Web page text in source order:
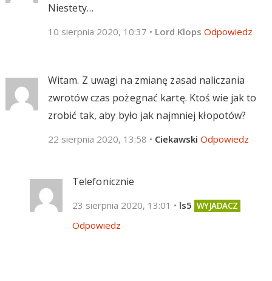
Niestety…
10 sierpnia 2020, 10:37 • Lord Klops Odpowiedz
Witam. Z uwagi na zmianę zasad naliczania
zwrotów czas pożegnać kartę. Ktoś wie jak to
zrobić tak, aby było jak najmniej kłopotów?
22 sierpnia 2020, 13:58 • Ciekawski Odpowiedz
Telefonicznie
23 sierpnia 2020, 13:01 • ls5
Odpowiedz